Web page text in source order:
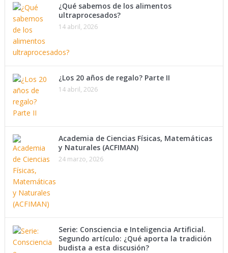
¿Qué sabemos de los alimentos
ultraprocesados?
14 abril, 2026
¿Los 20 años de regalo? Parte II
14 abril, 2026
Academia de Ciencias Físicas, Matemáticas
y Naturales (ACFIMAN)
24 marzo, 2026
Serie: Consciencia e Inteligencia Artificial.
Segundo artículo: ¿Qué aporta la tradición
budista a esta discusión?